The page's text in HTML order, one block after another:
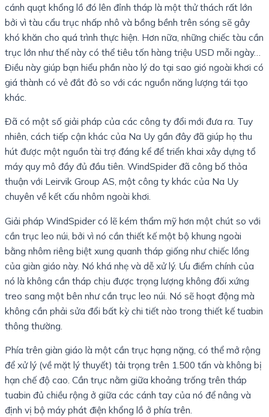
cánh quạt khổng lồ đó lên đỉnh tháp là một thử thách rất lớn
bởi vì tàu cẩu trục nhấp nhô và bồng bềnh trên sóng sẽ gây
khó khăn cho quá trình thực hiện. Hơn nữa, những chiếc tàu cần
trục lớn như thế này có thể tiêu tốn hàng triệu USD mỗi ngày…
Điều này giúp bạn hiểu phần nào lý do tại sao gió ngoài khơi có
giá thành có vẻ đắt đỏ so với các nguồn năng lượng tái tạo
khác.
Đã có một số giải pháp của các công ty đổi mới đưa ra. Tuy
nhiên, cách tiếp cận khác của Na Uy gần đây đã giúp họ thu
hút được một nguồn tài trợ đáng kể để triển khai xây dựng tổ
máy quy mô đầy đủ đầu tiên. WindSpider đã công bố thỏa
thuận với Leirvik Group AS, một công ty khác của Na Uy
chuyên về kết cấu nhôm ngoài khơi.
Giải pháp WindSpider có lẽ kém thẩm mỹ hơn một chút so với
cần trục leo núi, bởi vì nó cần thiết kế một bộ khung ngoài
bằng nhôm riêng biệt xung quanh tháp giống như chiếc lồng
của giàn giáo này. Nó khá nhẹ và dễ xử lý. Ưu điểm chính của
nó là không cần tháp chịu được trọng lượng không đối xứng
treo sang một bên như cần trục leo núi. Nó sẽ hoạt động mà
không cần phải sửa đổi bất kỳ chi tiết nào trong thiết kế tuabin
thông thường.
Phía trên giàn giáo là một cần trục hạng nặng, có thể mở rộng
để xử lý (về mặt lý thuyết) tải trọng trên 1.500 tấn và không bị
hạn chế độ cao. Cần trục nằm giữa khoảng trống trên tháp
tuabin đủ chiều rộng ở giữa các cánh tay của nó để nâng và
định vị bộ máy phát điện khổng lồ ở phía trên.